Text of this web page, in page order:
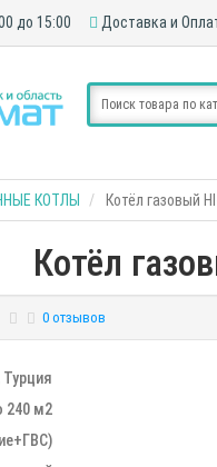
до 15:00 Доставка и
КОТЛЫ Котёл газовый
Котёл
0 отзывов
Турция
240 м2